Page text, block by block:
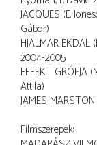
JACQUES (E.
Gábor)
HJALMAR EKDAL
2004-2005
EFFEKT
Attila)
JAMES
Filmszerepek: